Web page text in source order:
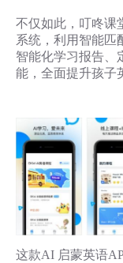
不仅如此，叮咚课
系统，利用智能匹
智能化学习报告、
能，全面提升孩子
这款AI 启蒙英语